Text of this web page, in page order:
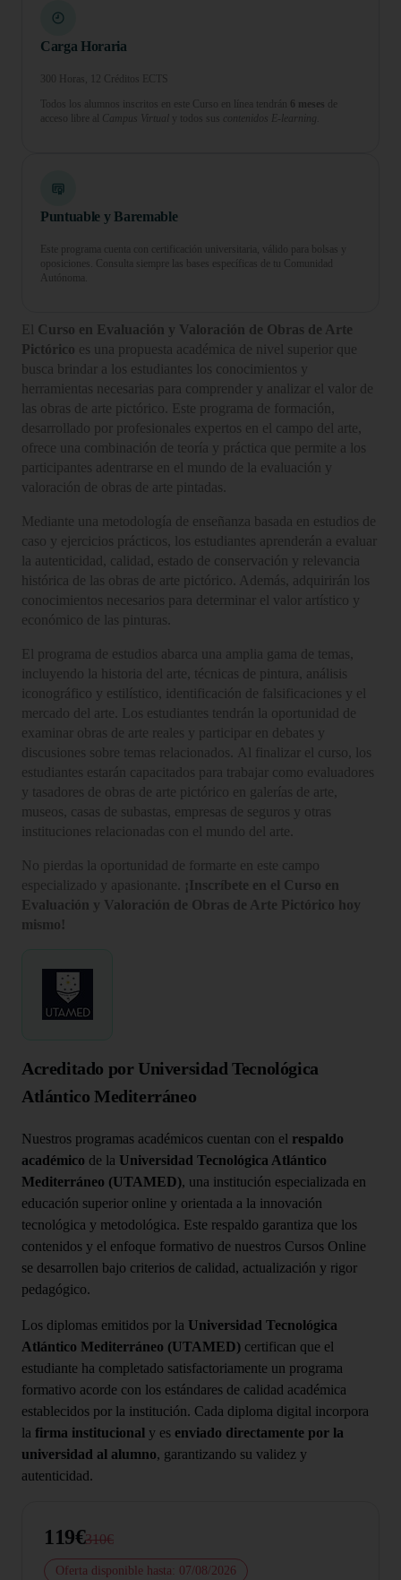
Carga Horaria
300 Horas, 12 Créditos ECTS
Todos los alumnos inscritos en este Curso en línea tendrán 6 meses de
acceso libre al Campus Virtual y todos sus contenidos E-learning.
Puntuable y Baremable
Este programa cuenta con certificación universitaria, válido para bolsas y
oposiciones. Consulta siempre las bases específicas de tu Comunidad
Autónoma.
El Curso en Evaluación y Valoración de Obras de Arte
Pictórico es una propuesta académica de nivel superior que
busca brindar a los estudiantes los conocimientos y
herramientas necesarias para comprender y analizar el valor de
las obras de arte pictórico. Este programa de formación,
desarrollado por profesionales expertos en el campo del arte,
ofrece una combinación de teoría y práctica que permite a los
participantes adentrarse en el mundo de la evaluación y
valoración de obras de arte pintadas.
Mediante una metodología de enseñanza basada en estudios de
caso y ejercicios prácticos, los estudiantes aprenderán a evaluar
la autenticidad, calidad, estado de conservación y relevancia
histórica de las obras de arte pictórico. Además, adquirirán los
conocimientos necesarios para determinar el valor artístico y
económico de las pinturas.
El programa de estudios abarca una amplia gama de temas,
incluyendo la historia del arte, técnicas de pintura, análisis
iconográfico y estilístico, identificación de falsificaciones y el
mercado del arte. Los estudiantes tendrán la oportunidad de
examinar obras de arte reales y participar en debates y
discusiones sobre temas relacionados. Al finalizar el curso, los
estudiantes estarán capacitados para trabajar como evaluadores
y tasadores de obras de arte pictórico en galerías de arte,
museos, casas de subastas, empresas de seguros y otras
instituciones relacionadas con el mundo del arte.
No pierdas la oportunidad de formarte en este campo
especializado y apasionante.
¡Inscríbete en el Curso en
Evaluación y Valoración de Obras de Arte Pictórico hoy
mismo!
Acreditado por Universidad Tecnológica
Atlántico Mediterráneo
Nuestros programas académicos cuentan con el respaldo
académico de la Universidad Tecnológica Atlántico
Mediterráneo (UTAMED), una institución especializada en
educación superior online y orientada a la innovación
tecnológica y metodológica. Este respaldo garantiza que los
contenidos y el enfoque formativo de nuestros Cursos Online
se desarrollen bajo criterios de calidad, actualización y rigor
pedagógico.
Los diplomas emitidos por la Universidad Tecnológica
Atlántico Mediterráneo (UTAMED) certifican que el
estudiante ha completado satisfactoriamente un programa
formativo acorde con los estándares de calidad académica
establecidos por la institución. Cada diploma digital incorpora
la firma institucional y es enviado directamente por la
universidad al alumno, garantizando su validez y
autenticidad.
119€310€
Oferta disponible hasta: 07/08/2026